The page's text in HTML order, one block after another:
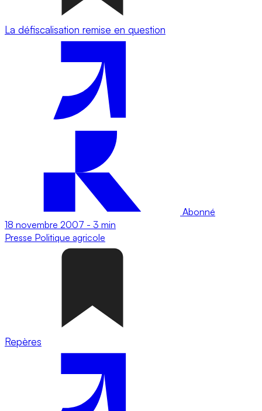
La défiscalisation remise en question
Abonné
18 novembre 2007 - 3 min
Presse Politique agricole
Repères